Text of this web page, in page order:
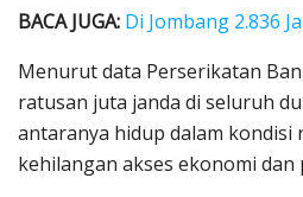
BACA JUGA: Di Jombang 2.836
Menurut data Perserikatan
ratusan juta janda di seluruh
antaranya hidup dalam kondisi
kehilangan akses ekonomi